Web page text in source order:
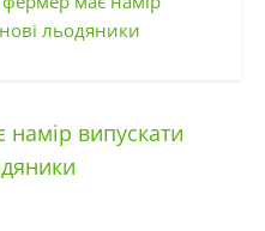
льодяники
випускати